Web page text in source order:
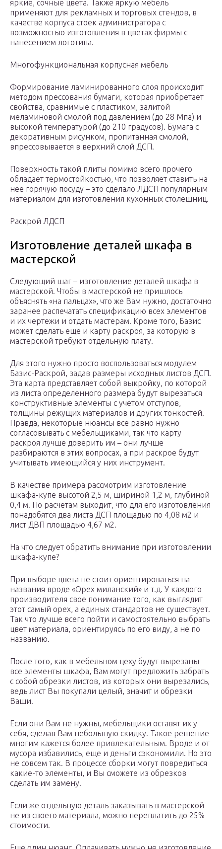
яркие, сочные цвета. Также яркую мебель
применяют для рекламных и торговых стендов, в
качестве корпуса стоек администратора с
возможностью изготовления в цветах фирмы с
нанесением логотипа.
Многофункциональная корпусная мебель
Формирование ламинированного слоя происходит
методом прессования бумаги, которая приобретает
свойства, сравнимые с пластиком, залитой
меламиновой смолой под давлением (до 28 Мпа) и
высокой температурой (до 210 градусов). Бумага с
декоративным рисунком, пропитанная смолой,
впрессовывается в верхний слой ДСП.
Поверхность такой плиты помимо всего прочего
обладает термостойкостью, что позволяет ставить на
нее горячую посуду – это сделало ЛДСП популярным
материалом для изготовления кухонных столешниц.
Раскрой ЛДСП
Изготовление деталей шкафа в
мастерской
Следующий шаг – изготовление деталей шкафа в
мастерской. Чтобы в мастерской не пришлось
объяснять «на пальцах», что же Вам нужно, достаточно
заранее распечатать спецификацию всех элементов
и их чертежи и отдать мастерам. Кроме того, Базис
может сделать еще и карту раскроя, за которую в
мастерской требуют отдельную плату.
Для этого нужно просто воспользоваться модулем
Базис-Раскрой, задав размеры исходных листов ДСП.
Эта карта представляет собой выкройку, по которой
из листа определенного размера будут вырезаться
конструктивные элементы с учетом отступов,
толщины режущих материалов и других тонкостей.
Правда, некоторые нюансы все равно нужно
согласовывать с мебельщиками, так что карту
раскроя лучше доверить им – они лучше
разбираются в этих вопросах, а при раскрое будут
учитывать имеющийся у них инструмент.
В качестве примера рассмотрим изготовление
шкафа-купе высотой 2,5 м, шириной 1,2 м, глубиной
0,4 м. По расчетам выходит, что для его изготовления
понадобятся два листа ДСП площадью по 4,08 м2 и
лист ДВП площадью 4,67 м2.
На что следует обратить внимание при изготовлении
шкафа-купе?
При выборе цвета не стоит ориентироваться на
названия вроде «Орех миланский» и т.д. У каждого
производителя свое понимание того, как выглядит
этот самый орех, а единых стандартов не существует.
Так что лучше всего пойти и самостоятельно выбрать
цвет материала, ориентируясь по его виду, а не по
названию.
После того, как в мебельном цеху будут вырезаны
все элементы шкафа, Вам могут предложить забрать
с собой обрезки листов, из которых они вырезались,
ведь лист Вы покупали целый, значит и обрезки
Ваши.
Если они Вам не нужны, мебельщики оставят их у
себя, сделав Вам небольшую скидку. Такое решение
многим кажется более привлекательным. Вроде и от
мусора избавились, еще и деньги сэкономили. Но это
не совсем так. В процессе сборки могут повредиться
какие-то элементы, и Вы сможете из обрезков
сделать им замену.
Если же отдельную деталь заказывать в мастерской
не из своего материала, можно переплатить до 25%
стоимости.